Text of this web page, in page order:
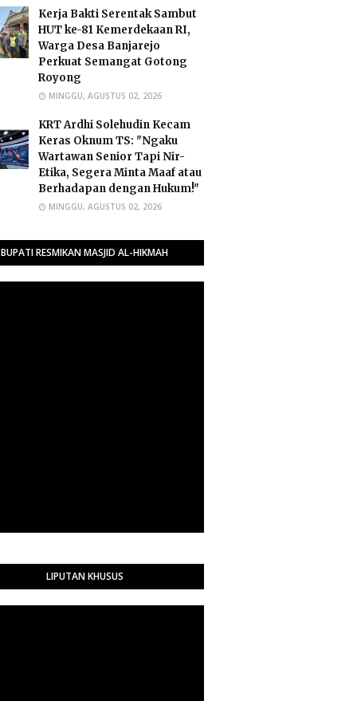
Kerja Bakti Serentak Sambut
HUT ke-81 Kemerdekaan RI,
Warga Desa Banjarejo
Perkuat Semangat Gotong
Royong
MINGGU, AGUSTUS 02, 2026
​KRT Ardhi Solehudin Kecam
Keras Oknum TS: "Ngaku
Wartawan Senior Tapi Nir-
Etika, Segera Minta Maaf atau
Berhadapan dengan Hukum!"
MINGGU, AGUSTUS 02, 2026
BUPATI RESMIKAN MASJID AL-HIKMAH
LIPUTAN KHUSUS